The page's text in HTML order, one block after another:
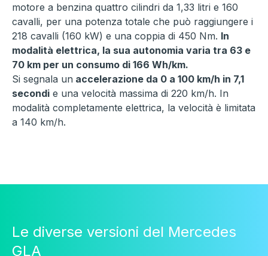
motore a benzina quattro cilindri da 1,33 litri e 160
cavalli, per una potenza totale che può raggiungere i
218 cavalli (160 kW) e una coppia di 450 Nm. In
modalità elettrica, la sua autonomia varia tra 63 e
70 km per un consumo di 166 Wh/km.
Si segnala un accelerazione da 0 a 100 km/h in 7,1
secondi e una velocità massima di 220 km/h. In
modalità completamente elettrica, la velocità è limitata
a 140 km/h.
Le diverse versioni del Mercedes
GLA